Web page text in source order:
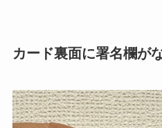
カード裏面に署名欄が